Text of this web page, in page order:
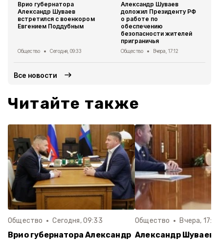
Врио губернатора
Александр Шуваев
встретился с военкором
Евгением Поддубным
Общество Сегодня, 09:33
Александр Шуваев
доложил Президенту РФ
о работе по
обеспечению
безопасности жителей
приграничья
Общество Вчера, 17:12
Все новости
Читайте также
Общество Сегодня, 09:33
Врио губернатора Александр
Общество Вчера, 17:12
Александр Шуваев